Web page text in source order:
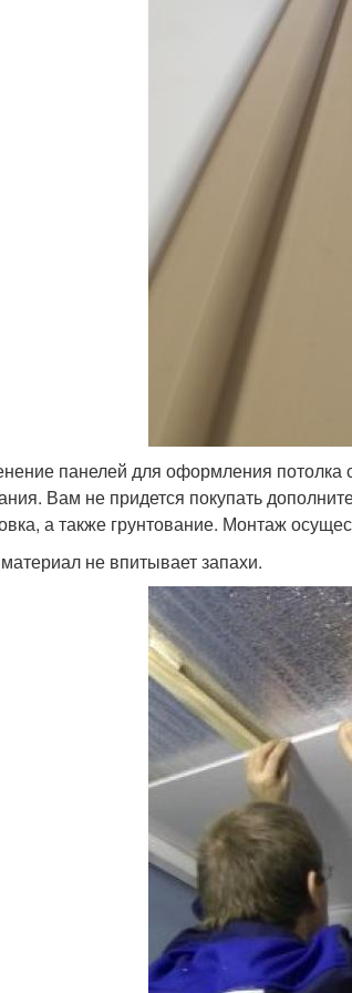
панелей для оформления потолка
Вам не придется покупать
а также грунтование. Монтаж
не впитывает запахи.